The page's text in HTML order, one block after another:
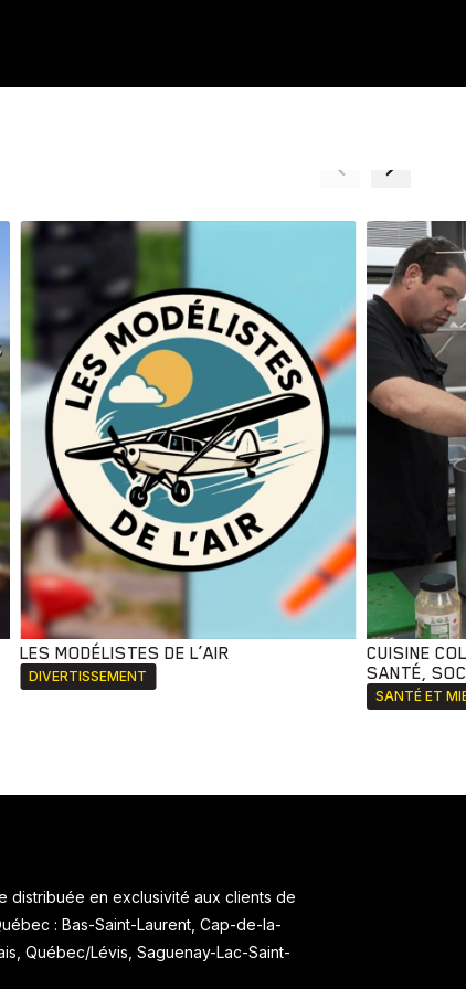
LES MODÉLISTES DE L’AIR
DIVERTISSEMENT
CUISINE
SANTÉ,
SANTÉ ET
distribuée en exclusivité aux clients de
: Bas-Saint-Laurent, Cap-de-la-
Québec/Lévis, Saguenay-Lac-Saint-